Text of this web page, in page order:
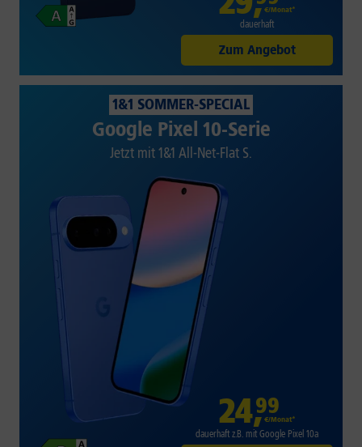
€/Monat*
dauerhaft
Zum Angebot
1&1 SOMMER-SPECIAL
Google Pixel 10-Serie
Jetzt mit 1&1 All-Net-Flat S.
24,99
€/Monat*
dauerhaft z.B. mit Google Pixel 10a